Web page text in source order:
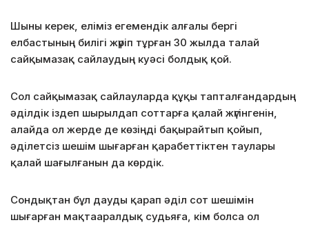
Шыны керек, еліміз егемендік алғалы бергі
елбастының билігі жүріп тұрған 30 жылда талай
сайқымазақ сайлаудың куәсі болдық қой.
Сол сайқымазақ сайлауларда құқы тапталғандардың
әділдік іздеп шырылдап соттарға қалай жүгінгенін,
алайда ол жерде де көзіңді бақырайтып қойып,
әділетсіз шешім шығарған қарабеттіктен таулары
қалай шағылғанын да көрдік.
Сондықтан бұл дауды қарап әділ сот шешімін
шығарған мақтааралдық судьяға, кім болса ол